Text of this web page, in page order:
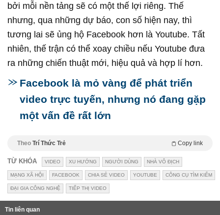
bởi mỗi nền tảng sẽ có một thế lợi riêng. Thế
nhưng, qua những dự báo, con số hiện nay, thì
tương lai sẽ ủng hộ Facebook hơn là Youtube. Tất
nhiên, thế trận có thể xoay chiều nếu Youtube đưa
ra những chiến thuật mới, hiệu quả và hợp lí hơn.
Facebook là mỏ vàng để phát triển
video trực tuyến, nhưng nó đang gặp
một vấn đề rất lớn
Theo Trí Thức Trẻ Copy link
TỪ KHÓA VIDEO XU HƯỚNG NGƯỜI DÙNG NHÀ VÔ ĐỊCH
MẠNG XÃ HỘI FACEBOOK CHIA SẺ VIDEO YOUTUBE CÔNG CỤ TÌM KIẾM
ĐẠI GIA CÔNG NGHỆ TIẾP THỊ VIDEO
Tin liên quan